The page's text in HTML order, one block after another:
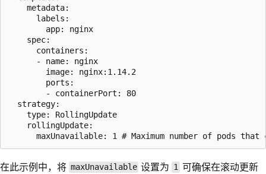
    metadata:
      labels:
        app: nginx
    spec:
      containers:
      - name: nginx
        image: nginx:1.14.2
        ports:
        - containerPort: 80
  strategy:
    type: RollingUpdate
    rollingUpdate:
在此示例中，将 maxUnavailable 设置为 1可确保在滚动更新